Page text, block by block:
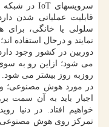
سرویسهای IoT در شبکه های LTE هر دو
قابلیت عملیاتی شدن
سلولی یا خانگی، برای
نمایند و درحال استفاده
دوربین در کشور وجود
روزبه روز بیشتر می شود.
در مورد هوش مصنوعی؛
اجبار باید به آن سمت
خواهیم افتاد. در دنیا
تمرکز روی هوش مصنوعی